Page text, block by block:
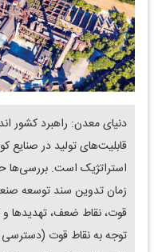
دنیای معدن: راهبرد کشور
قابلیت‌‌‌های تولید در
استراتژیک است. بررسی‌‌‌ها
زمان تدوین سند توسعه
قوت، نقاط ضعف، تهدیدها و
توجه به نقاط قوت (دسترسی